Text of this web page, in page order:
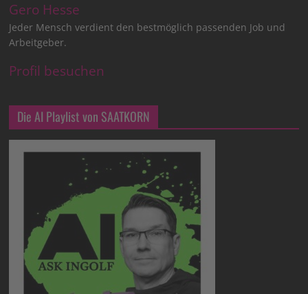
Gero Hesse
Jeder Mensch verdient den bestmöglich passenden Job und
Arbeitgeber.
Profil besuchen
Die AI Playlist von SAATKORN